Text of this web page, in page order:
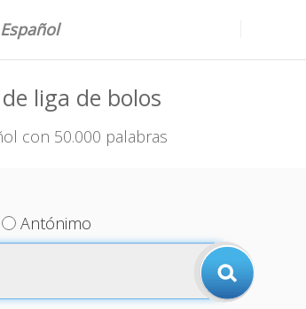
liga de bolos
con 50.000 palabras
Antónimo